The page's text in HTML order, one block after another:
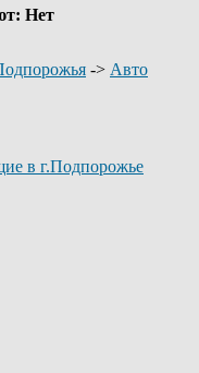
Нет
-> Авто
в г.Подпорожье